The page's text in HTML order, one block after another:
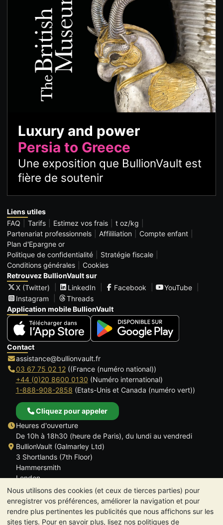
Nous utilisons des cookies (et ceux de tierces parties) pour
enregistrer vos préférences, améliorer la navigation et pour
rendre plus pertinentes les publicités que nous affichons sur les
sites tiers. Pour en savoir plus, lisez nos politiques de
Luxury and power
Persia to Greece
Une exposition que BullionVault est
fière de soutenir
Liens utiles
FAQ
Tarifs Estimez vos frais
t oz/kg
Partenariat professionnels
Affililiation
Compte enfant
Plan d'Epargne or
Politique de confidentialité
Stratégie fiscale
Conditions générales
Cookies
Retrouvez BullionVault sur
X (Twitter)
LinkedIn Facebook
YouTube
Instagram
Threads
Application mobile BullionVault
Contact
assistance@bullionvault.fr
03 67 75 02 12((France (numéro national))
+44 (0)20 8600 0130 (Numéro international)
1-888-908-2858 (Etats-Unis et Canada (numéro vert))
Cliquez pour appeler
Heures d'ouverture
De 10h à 18h30 (heure de Paris), du lundi au vendredi
BullionVault (Galmarley Ltd)
3 Shortlands (7th Floor)
Hammersmith
London
W6 8DA
ROYAUME UNI